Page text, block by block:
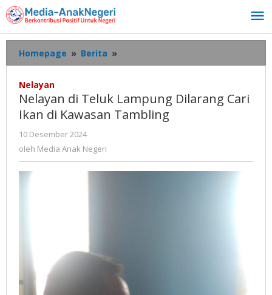
Lewati
ke
konten
Homepage » Berita »
di
Dilarang
Cari
Nelayan
Nelayan di Teluk Lampung Dilarang Cari
Ikan di Kawasan Tambling
10 Desember 2024
Media
Anak
oleh Media Anak Negeri